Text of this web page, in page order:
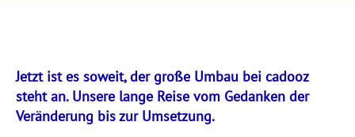
Jetzt ist es soweit, der große Umbau bei cadooz
steht an. Unsere lange Reise vom Gedanken der
Veränderung bis zur Umsetzung.